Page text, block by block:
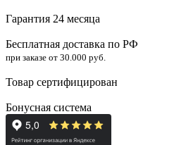
Гарантия 24 месяца
Бесплатная доставка по РФ
при заказе от 30.000 руб.
Товар сертифицирован
Бонусная система